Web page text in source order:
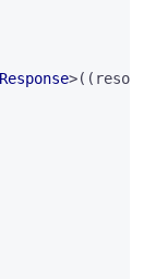
>(( resolve